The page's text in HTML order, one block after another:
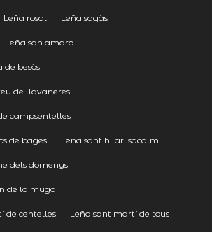
Leña rosal Leña sagàs
Leña san amaro
de besòs
de llavaneres
campsentelles
de bages Leña sant hilari sacalm
dels domenys
de la muga
de centelles Leña sant martí de tous